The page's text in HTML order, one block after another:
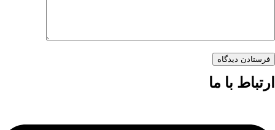
فرستادن دیدگاه
ارتباط با ما